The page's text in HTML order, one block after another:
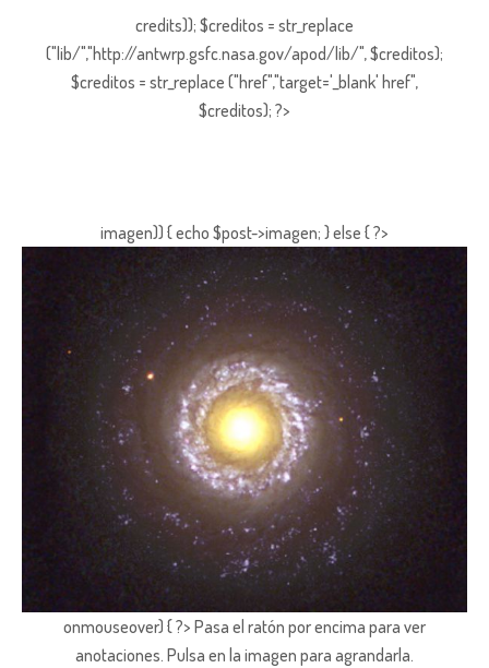
credits)); $creditos = str_replace
("lib/","http://antwrp.gsfc.nasa.gov/apod/lib/", $creditos);
$creditos = str_replace ("href","target='_blank' href",
$creditos); ?>
imagen)) { echo $post->imagen; } else { ?>
onmouseover) { ?> Pasa el ratón por encima para ver
anotaciones. Pulsa en la imagen para agrandarla.